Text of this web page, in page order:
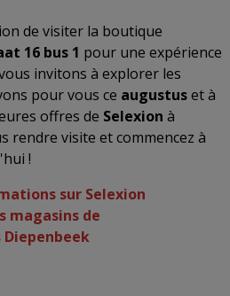
de visiter la boutique
16 bus 1 pour une expérience
invitons à explorer les
pour vous ce augustuset à
offres de Selexion à
rendre visite et commencez à
!
sur Selexion
magasins de
Diepenbeek